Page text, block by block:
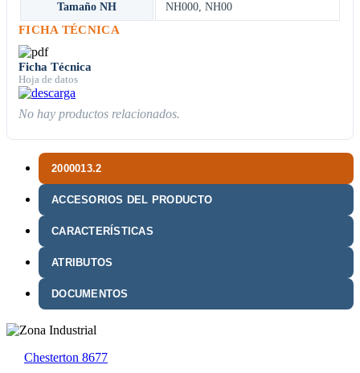
2000013.2
ACCESORIOS DEL PRODUCTO
CARACTERÍSTICAS
ATRIBUTOS
DOCUMENTOS
Tamaño NH NH000, NH00
FICHA TÉCNICA
Ficha Técnica
Hoja de datos
No hay productos relacionados.
Chesterton 8677